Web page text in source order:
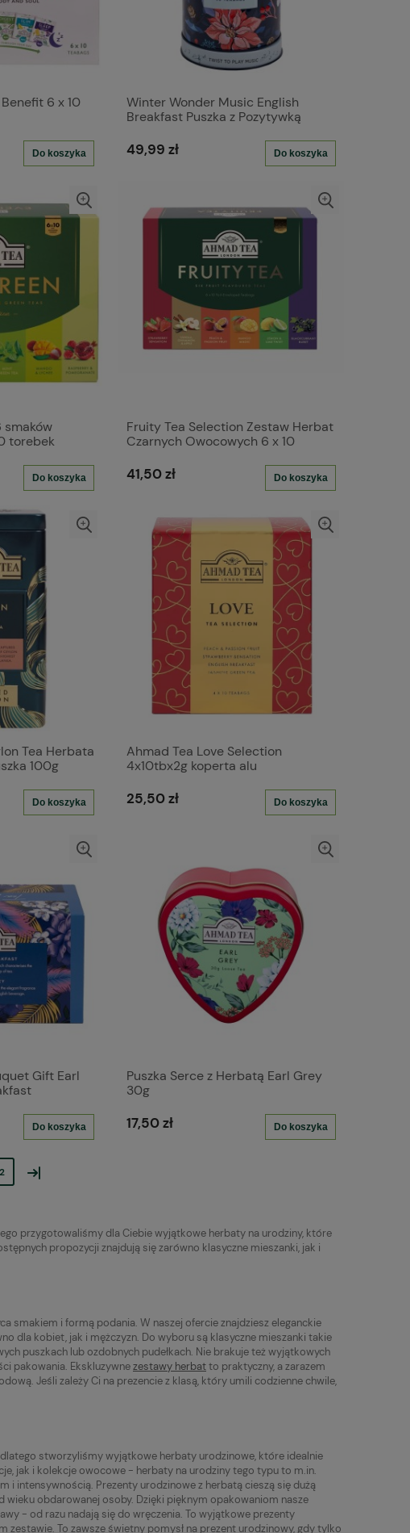
6 x 10
Do koszyka
Winter Wonder Music English
Breakfast Puszka z Pozytywką
49,99 zł Do koszyka
smaków
torebek
Do koszyka
Fruity Tea Selection Zestaw Herbat
Czarnych Owocowych 6 x 10
41,50 zł Do koszyka
Tea Herbata
100g
Do koszyka
Ahmad Tea Love Selection
4x10tbx2g koperta alu
25,50 zł Do koszyka
Gift Earl
Do koszyka
Puszka Serce z Herbatą Earl Grey
30g
17,50 zł Do koszyka
2 »
przygotowaliśmy dla Ciebie wyjątkowe herbaty na urodziny, które
propozycji znajdują się zarówno klasyczne mieszanki, jak i
smakiem i formą podania. W naszej ofercie znajdziesz eleganckie
dla kobiet, jak i mężczyzn. Do wyboru są klasyczne mieszanki takie
puszkach lub ozdobnych pudełkach. Nie brakuje też wyjątkowych
pakowania. Ekskluzywnezestawy herbatto praktyczny, a zarazem
Jeśli zależy Ci na prezencie z klasą, który umili codzienne chwile,
stworzyliśmy wyjątkowe herbaty urodzinowe, które idealnie
jak i kolekcje owocowe - herbaty na urodziny tego typu to m.in.
i intensywnością. Prezenty urodzinowe z herbatą cieszą się dużą
wieku obdarowanej osoby. Dzięki pięknym opakowaniom nasze
- od razu nadają się do wręczenia. To wyjątkowe prezenty
To zawsze świetny pomysł na prezent urodzinowy, gdy tylko